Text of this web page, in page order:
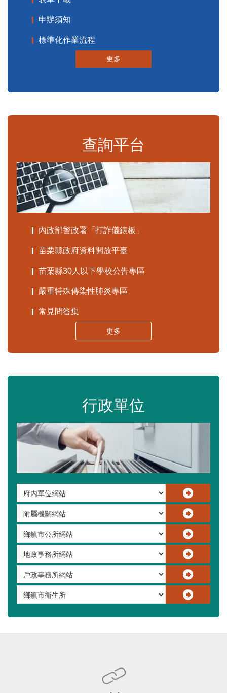
申辦須知
標準化作業流程
更多
查詢平台
內政部警政署「打詐儀錶板」
苗栗縣政府資料開放平臺
苗栗縣30人以下學校公告專區
嚴重特殊傳染性肺炎專區
常見問答集
更多
行政單位